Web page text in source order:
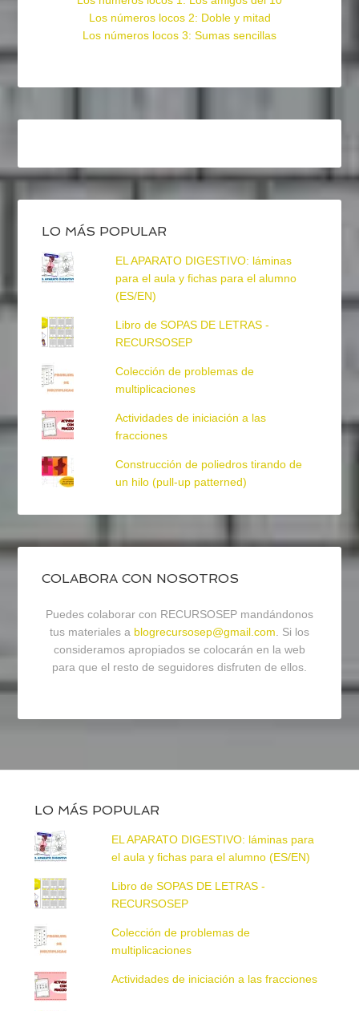
Los números locos 2: Doble y mitad
Los números locos 3: Sumas sencillas
LO MÁS POPULAR
EL APARATO DIGESTIVO: láminas
para el aula y fichas para el alumno
(ES/EN)
Libro de SOPAS DE LETRAS -
RECURSOSEP
Colección de problemas de
multiplicaciones
Actividades de iniciación a las
fracciones
Construcción de poliedros tirando de
un hilo (pull-up patterned)
COLABORA CON NOSOTROS
Puedes colaborar con RECURSOSEP mandándonos
tus materiales a blogrecursosep@gmail.com. Si los
consideramos apropiados se colocarán en la web
para que el resto de seguidores disfruten de ellos.
LO MÁS POPULAR
EL APARATO DIGESTIVO: láminas para
el aula y fichas para el alumno (ES/EN)
Libro de SOPAS DE LETRAS -
RECURSOSEP
Colección de problemas de
multiplicaciones
Actividades de iniciación a las fracciones